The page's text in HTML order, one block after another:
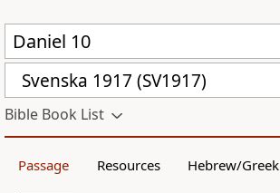
Svenska 1917 (SV1917)
Bible Book List
Passage Resources Hebrew/Greek